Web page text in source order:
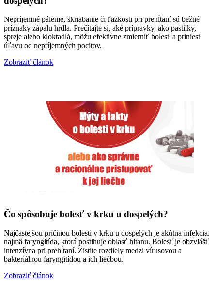
Nepríjemné pálenie, škriabanie či ťažkosti pri prehĺtaní sú bežné
príznaky zápalu hrdla. Prečítajte si, aké prípravky, ako pastilky,
spreje alebo kloktadlá, môžu efektívne zmierniť bolesť a priniesť
úľavu od nepríjemných pocitov.
Zobraziť článok
Čo spôsobuje bolesť v krku u dospelých?
Najčastejšou príčinou bolesti v krku u dospelých je akútna infekcia,
najmä faryngitída, ktorá postihuje oblasť hltanu. Bolesť je obzvlášť
intenzívna pri prehĺtaní. Zistite rozdiely medzi vírusovou a
bakteriálnou faryngitídou a ich liečbou.
Zobraziť článok